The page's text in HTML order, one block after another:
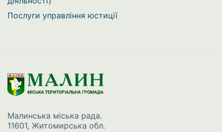
Послуги управління юстиції
Малинська міська рада.
11601, Житомирська обл.